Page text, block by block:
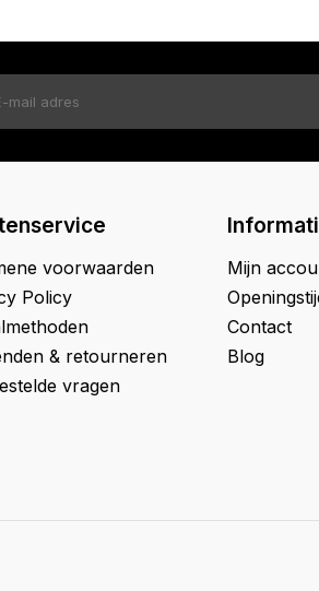
voorwaarden
Policy
& retourneren
vragen
Mijn
Contact
Blog